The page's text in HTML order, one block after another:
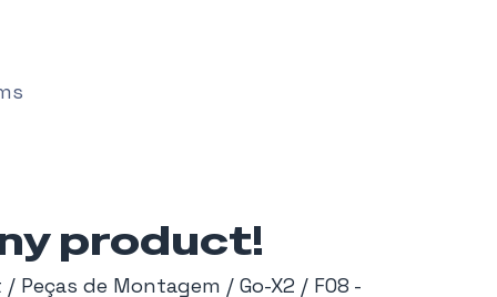
product!
Peças de Montagem / Go-X2 / F08 -